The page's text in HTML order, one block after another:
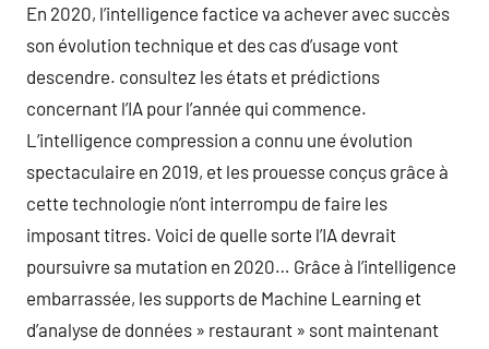
En 2020, l’intelligence factice va achever avec succès
son évolution technique et des cas d’usage vont
descendre. consultez les états et prédictions
concernant l’IA pour l’année qui commence.
L’intelligence compression a connu une évolution
spectaculaire en 2019, et les prouesse conçus grâce à
cette technologie n’ont interrompu de faire les
imposant titres. Voici de quelle sorte l’IA devrait
poursuivre sa mutation en 2020… Grâce à l’intelligence
embarrassée, les supports de Machine Learning et
d’analyse de données » restaurant » sont maintenant